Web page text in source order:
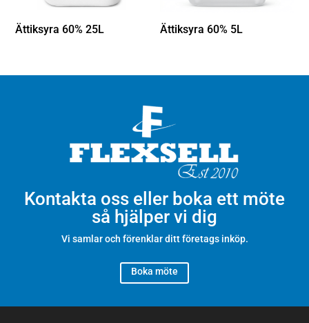
Ättiksyra 60% 25L Ättiksyra 60% 5L
Kontakta oss eller boka ett möte
så hjälper vi dig
Vi samlar och förenklar ditt företags inköp.
Boka möte